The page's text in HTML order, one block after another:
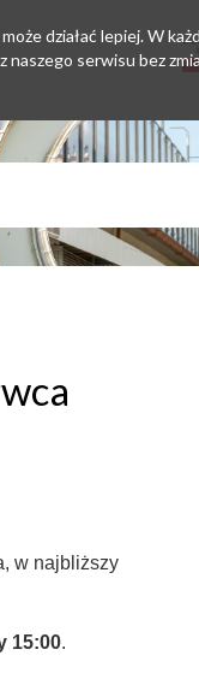
w najbliższy
15:00.
działać lepiej. W
naszego serwisu bez